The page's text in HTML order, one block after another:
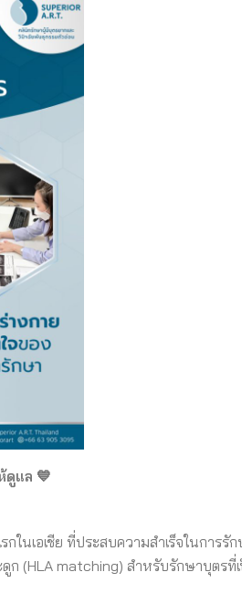
ดูแล 💙
ในเอเชีย ที่ประสบความสำเร็จในการรั
ก (HLA matching) สำหรับรักษาบุตรที่